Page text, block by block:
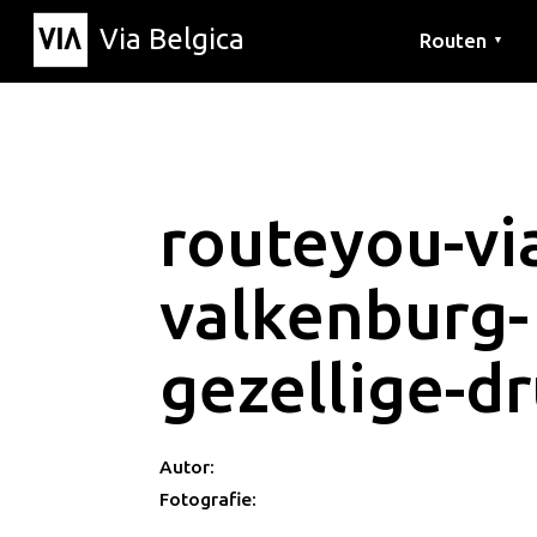
Via Belgica Routen ▼
routeyou-
valkenburg-
gezellige-
Autor:
Fotografie: